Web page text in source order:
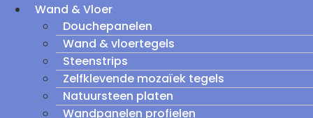
Wand & Vloer
Douchepanelen
Wand & vloertegels
Steenstrips
Zelfklevende mozaïek tegels
Natuursteen platen
Wandpanelen profielen